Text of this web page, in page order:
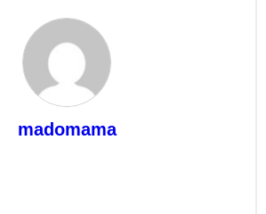
madomama